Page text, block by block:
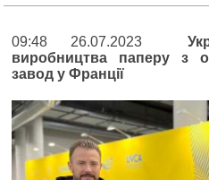
09:48 26.07.2023
виробництва паперу з
завод у Франції